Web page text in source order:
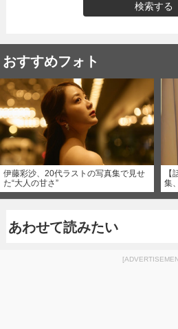
検索する
おすすめフォト
伊藤彩沙、20代ラストの写真集で見せ
た“大人の甘さ”
集
あわせて読みたい